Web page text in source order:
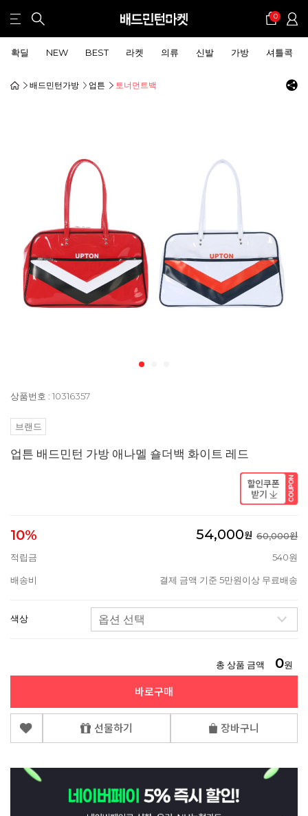
0
확딜 NEW BEST 라켓 의류 신발 가방 셔틀콕
배드민턴가방 업튼 토너먼트백
상품번호 : 10316357
브랜드
업튼 배드민턴 가방 애나멜 숄더백 화이트 레드
10% 54,000원 60,000원
적립금
540원
배송비 결제 금액 기준 5만원이상 무료배송
색상
총 상품 금액 0원
바로구매
선물하기 장바구니